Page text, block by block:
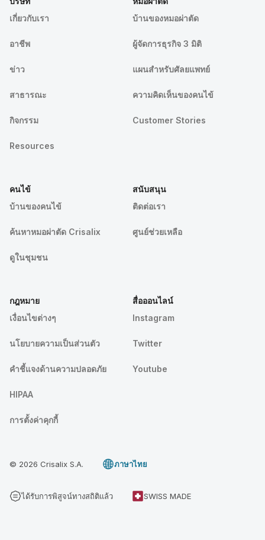
เกี่ยวกับเรา
อาชีพ
ข่าว
สาธารณะ
กิจกรรม
Resources
บ้านของหมอผ่าตัด
ผู้จัดการธุรกิจ 3 มิติ
แผนสำหรับศัลยแพทย์
ความคิดเห็นของคนไข้
Customer Stories
คนไข้
บ้านของคนไข้
ค้นหาหมอผ่าตัด Crisalix
ดูในชุมชน
สนับสนุน
ติดต่อเรา
ศูนย์ช่วยเหลือ
กฎหมาย
เงื่อนไขต่างๆ
นโยบายความเป็นส่วนตัว
คําชี้แจงด้านความปลอดภัย
HIPAA
การตั้งค่าคุกกี้
สื่อออนไลน์
Instagram
Twitter
Youtube
© 2026 Crisalix S.A. ภาษาไทย
ได้รับการพิสูจน์ทางสถิติแล้ว SWISS MADE